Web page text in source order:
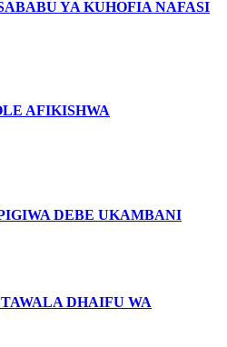
YA KUHOFIA NAFASI
AFIKISHWA
DEBE UKAMBANI
DHAIFU WA